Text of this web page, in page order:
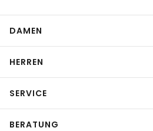
DAMEN
HERREN
SERVICE
BERATUNG